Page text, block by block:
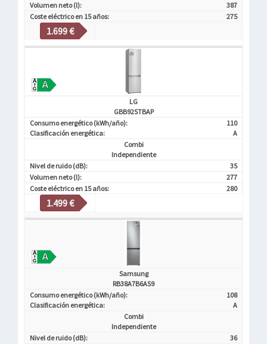
Volumen neto (l):
387
Coste eléctrico en 15 años:
275
1.699 €
LG
GBB92STBAP
Consumo energético (kWh/año):
110
Clasificación energética:
A
Combi
Independiente
Nivel de ruido (dB):
35
Volumen neto (l):
277
Coste eléctrico en 15 años:
280
1.499 €
Samsung
RB38A7B6AS9
Consumo energético (kWh/año):
108
Clasificación energética:
A
Combi
Independiente
Nivel de ruido (dB):
36